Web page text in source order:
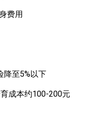
费用
降至5%以下
成本约100-200元